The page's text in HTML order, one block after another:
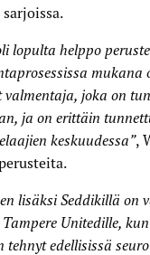
lopulta helppo
mukana
joka on
ja on erittäin
keskuudessa”,
lisäksi Seddikillä on
Unitedille, kun
edellisissä